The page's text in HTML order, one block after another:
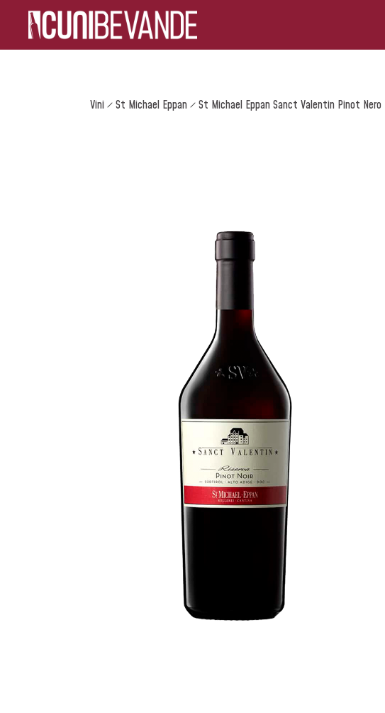
Vini St Michael Eppan St Michael Eppan Sanct Valentin Pinot Nero